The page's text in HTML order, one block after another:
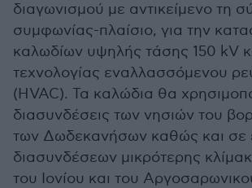
διαγωνισμού με αντικείμενο τη
συμφωνίας-πλαίσιο, για την
καλωδίων υψηλής τάσης 150 kV
τεχνολογίας εναλλασσόμενου
(HVAC). Τα καλώδια θα
διασυνδέσεις των νησιών του
των Δωδεκανήσων καθώς και σε
διασυνδέσεων μικρότερης
του Ιονίου και του